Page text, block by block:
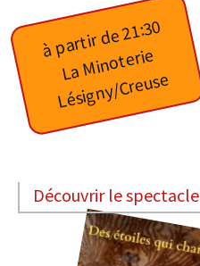
à partir de 21:30
La Minoterie
Lésigny/Creuse
Découvrir le spectacle